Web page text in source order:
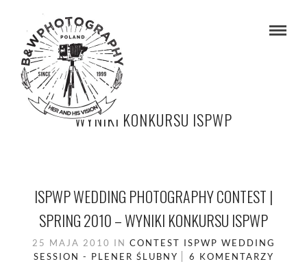
WYNIKI KONKURSU ISPWP
ISPWP WEDDING PHOTOGRAPHY CONTEST |
SPRING 2010 – WYNIKI KONKURSU ISPWP
25 MAJA 2010 IN CONTEST ISPWP WEDDING
SESSION - PLENER ŚLUBNY
6 KOMENTARZY